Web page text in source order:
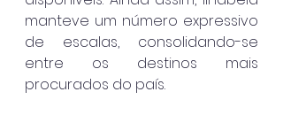
manteve um número expressivo
de escalas, consolidando-se
entre os destinos mais
procurados do país.